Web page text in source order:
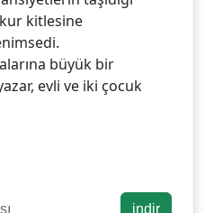
kitlesine
büyük bir
evli ve iki çocuk
indir